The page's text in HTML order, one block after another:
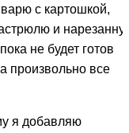
с картошкой,
и
не будет готов
произвольно все
я добавляю